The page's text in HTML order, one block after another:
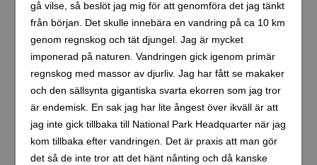
gå vilse, så beslöt jag mig för att genomföra det jag tänkt
från början. Det skulle innebära en vandring på ca 10 km
genom regnskog och tät djungel. Jag är mycket
imponerad på naturen. Vandringen gick igenom primär
regnskog med massor av djurliv. Jag har fått se makaker
och den sällsynta gigantiska svarta ekorren som jag tror
är endemisk. En sak jag har lite ångest över ikväll är att
jag inte gick tillbaka till National Park Headquarter när jag
kom tillbaka efter vandringen. Det är praxis att man gör
det så de inte tror att det hänt nånting och då kanske